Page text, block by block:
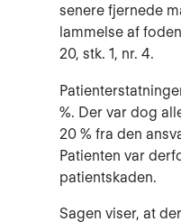
senere fjernede
lammelse af
20, stk. 1, nr. 4.
%. Der var dog
20 % fra den
Patienten var
patientskaden.
Sagen viser, at